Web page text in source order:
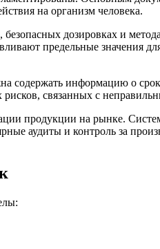
на организм человека.
дозировках и
предельные значения
содержать информацию о
связанных с
продукции на рынке.
аудиты и контроль за